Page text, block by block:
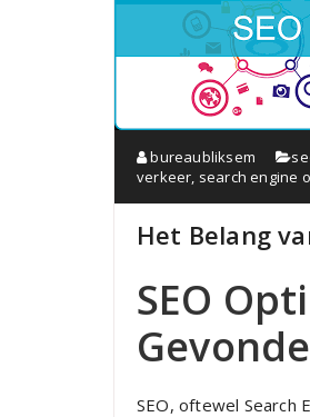
bureaubliksem
verkeer, search engine
Het Belang
SEO
SEO, oftewel Search